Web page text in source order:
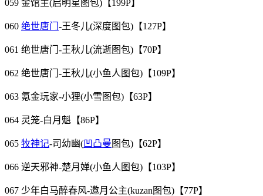
059 金馆主(启明星图包)【199P】
060 绝世唐门 -王冬儿(深度图包)【127P】
061 绝世唐门-王秋儿(流逝图包)【70P】
062 绝世唐门-王秋儿(小鱼人图包)【109P】
063 氪金玩家-小狸(小雪图包)【63P】
064 灵笼-白月魁【86P】
065 牧神记-司幼幽(凹凸曼 图包)【62P】
066 逆天邪神-楚月婵(小鱼人图包)【103P】
067 少年白马醉春风-邀月公主(kuzan图包)【77P】